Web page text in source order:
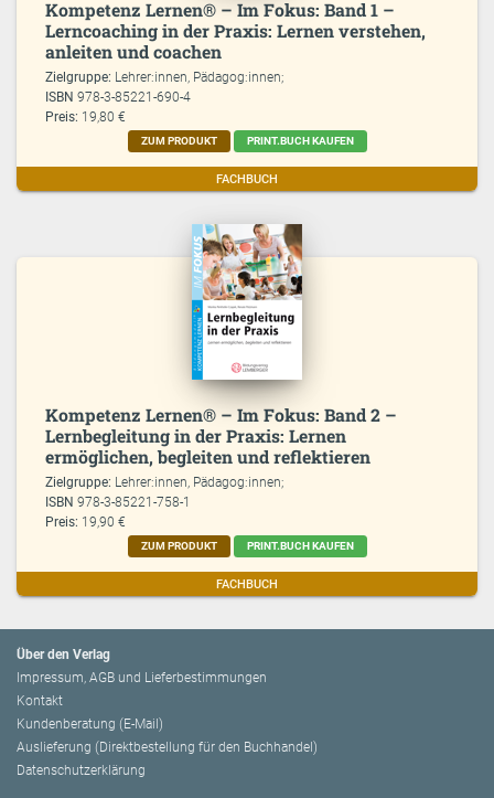
Kompetenz Lernen® – Im Fokus: Band 1 –
Lerncoaching in der Praxis: Lernen verstehen,
anleiten und coachen
Zielgruppe: Lehrer:innen, Pädagog:innen;
ISBN978-3-85221-690-4
Preis: 19,80 €
ZUM PRODUKT PRINT.BUCH KAUFEN
FACHBUCH
Kompetenz Lernen® – Im Fokus: Band 2 –
Lernbegleitung in der Praxis: Lernen
ermöglichen, begleiten und reflektieren
Zielgruppe: Lehrer:innen, Pädagog:innen;
ISBN978-3-85221-758-1
Preis: 19,90 €
ZUM PRODUKT PRINT.BUCH KAUFEN
FACHBUCH
Über den Verlag
Impressum, AGB und Lieferbestimmungen
Kontakt
Kundenberatung (E-Mail)
Auslieferung (Direktbestellung für den Buchhandel)
Datenschutzerklärung